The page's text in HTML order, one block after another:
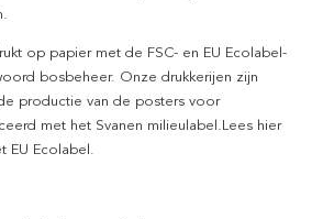
op papier met de FSC- en EU Ecolabel-
bosbeheer. Onze drukkerijen zijn
productie van de posters voor
met het Svanen milieulabel.Lees hier
EU Ecolabel.